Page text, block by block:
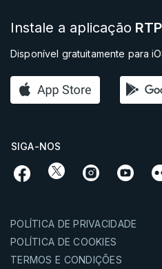
Instale a aplicação
Disponível gratuitamente para
SIGA-NOS
POLÍTICA DE PRIVACIDADE
POLÍTICA DE COOKIES
TERMOS E CONDIÇÕES